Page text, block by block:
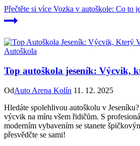
Přečtěte si více Vozka v autoškole: Co to
Autoškola
Top autoškola jeseník: Výcvik,
OdAuto Arena Kolín 11. 12. 2025
Hledáte spolehlivou autoškolu v
výcvik na míru všem řidičům. S
moderním vybavením se stanete
přesvědčte se sami!